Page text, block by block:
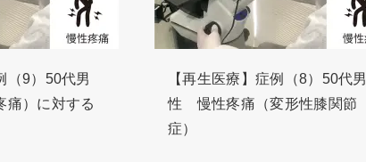
（9）50代男
）に対する
【再生医療】症例（8）50代男
性 慢性疼痛（変形性膝関節
症）